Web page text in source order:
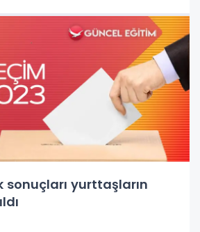
sonuçları yurttaşların